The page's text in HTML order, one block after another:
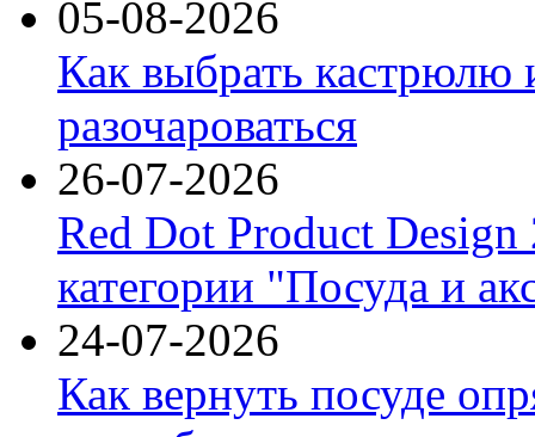
05-08-2026
Как выбрать кастрюлю
разочароваться
26-07-2026
Red Dot Product Design
категории "Посуда и
24-07-2026
Как вернуть посуде